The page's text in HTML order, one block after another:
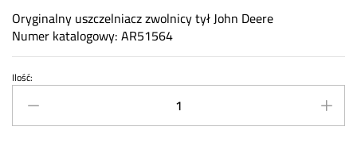
Oryginalny uszczelniacz zwolnicy tył John Deere
Numer katalogowy: AR51564
Uszczelniacz
zwolnicy
tył
Ilość: